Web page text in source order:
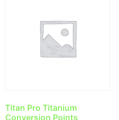
Titan Pro Titanium
Conversion Points